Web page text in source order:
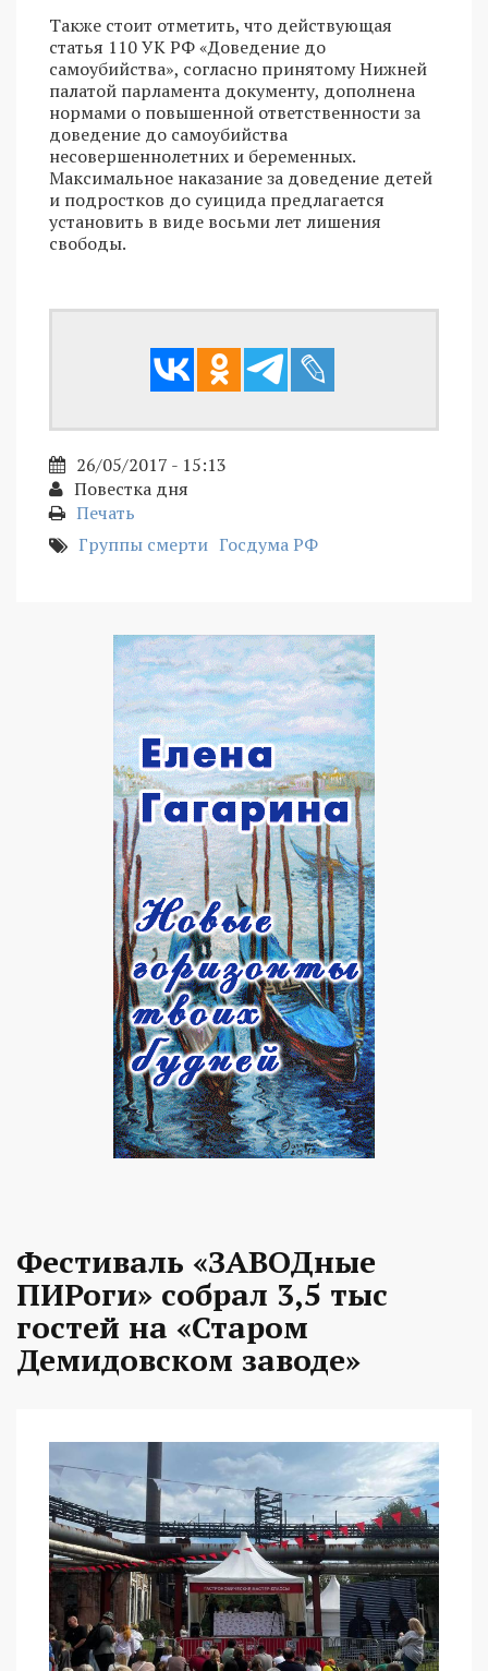
Также стоит отметить, что действующая
статья 110 УК РФ «Доведение до
самоубийства», согласно принятому Нижней
палатой парламента документу, дополнена
нормами о повышенной ответственности за
доведение до самоубийства
несовершеннолетних и беременных.
Максимальное наказание за доведение детей
и подростков до суицида предлагается
установить в виде восьми лет лишения
свободы.
26/05/2017 - 15:13
Повестка дня
Печать
Группы смерти Госдума РФ
Фестиваль «ЗАВОДные
ПИРоги» собрал 3,5 тыс
гостей на «Старом
Демидовском заводе»